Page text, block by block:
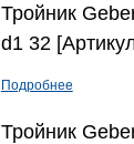
Тройник
d1 32
Подробнее
Тройник